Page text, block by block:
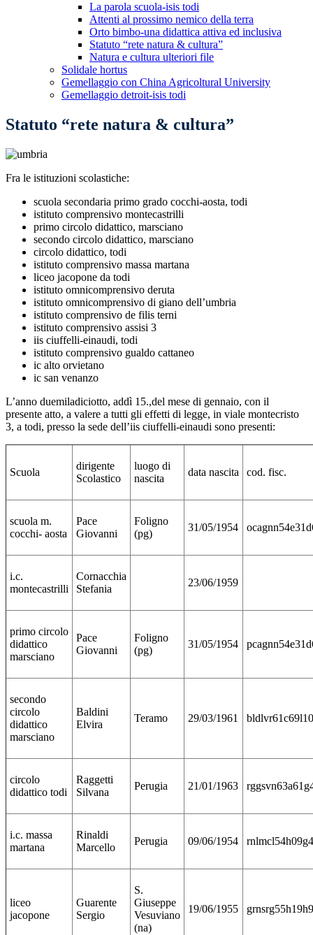
La parola scuola-isis todi
Attenti al prossimo nemico della terra
Orto bimbo-una didattica attiva ed inclusiva
Statuto “rete natura & cultura”
Natura e cultura ulteriori file
Solidale hortus
Gemellaggio con China Agricoltural University
Gemellaggio detroit-isis todi
Statuto “rete natura & cultura”
Fra le istituzioni scolastiche:
scuola secondaria primo grado cocchi-aosta, todi
istituto comprensivo montecastrilli
primo circolo didattico, marsciano
secondo circolo didattico, marsciano
circolo didattico, todi
istituto comprensivo massa martana
liceo jacopone da todi
istituto omnicomprensivo deruta
istituto omnicomprensivo di giano dell’umbria
istituto comprensivo de filis terni
istituto comprensivo assisi 3
iis ciuffelli-einaudi, todi
istituto comprensivo gualdo cattaneo
ic alto orvietano
ic san venanzo
L’anno duemiladiciotto, addì 15.,del mese di gennaio, con il
presente atto, a valere a tutti gli effetti di legge, in viale montecristo
3, a todi, presso la sede dell’iis ciuffelli-einaudi sono presenti:
Scuola
dirigente
Scolastico
luogo di
nascita
data nascita cod. fisc.
scuola m.
cocchi- aosta
Pace
Giovanni
Foligno
(pg)
31/05/1954
i.c.
montecastrilli
Cornacchia
Stefania
23/06/1959
primo circolo
didattico
marsciano
Pace
Giovanni
Foligno
(pg)
31/05/1954
secondo
circolo
didattico
marsciano
Baldini
Elvira
Teramo 29/03/1961
circolo
didattico todi
Raggetti
Silvana
Perugia 21/01/1963
i.c. massa
martana
Rinaldi
Marcello
Perugia 09/06/1954
liceo
jacopone
Guarente
Sergio
S.
Giuseppe
Vesuviano
(na)
19/06/1955